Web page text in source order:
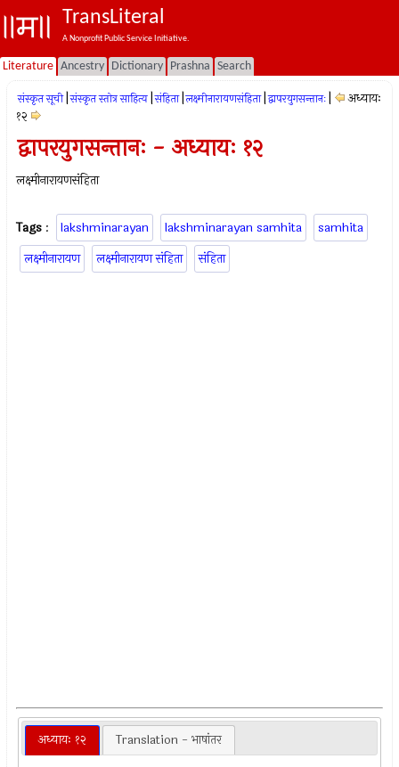
TransLiteral
A Nonprofit Public Service Initiative.
Literature Ancestry Dictionary Prashna Search
संस्कृत सूची संस्कृत स्तोत्र साहित्य संहिता लक्ष्मीनारायणसंहिता द्वापरयुगसन्तानः
अध्यायः
१२
द्वापरयुगसन्तानः - अध्यायः १२
लक्ष्मीनारायणसंहिता
Tags : lakshminarayan lakshminarayan samhita
samhita
लक्ष्मीनारायण
लक्ष्मीनारायण संहिता संहिता
अध्यायः १२ Translation - भाषांतर